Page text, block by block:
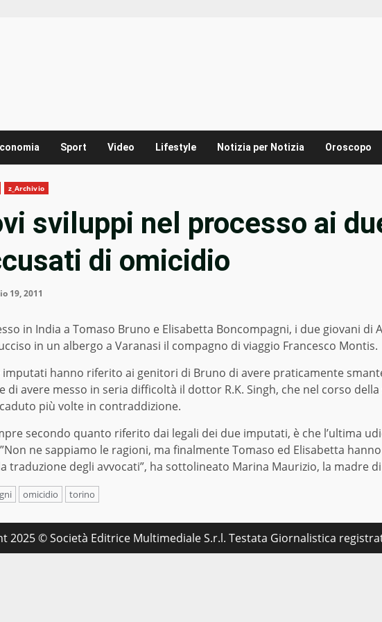
Sport Video Lifestyle Notizia per Notizia Oroscopo
z_Archivio
sviluppi nel processo ai
di omicidio
19, 2011
in India a Tomaso Bruno e Elisabetta Boncompagni, i due giovani di
in un albergo a Varanasi il compagno di viaggio Francesco Montis.
imputati hanno riferito ai genitori di Bruno di avere praticamente
avere messo in seria difficoltà il dottor R.K. Singh, che nel corso
più volte in contraddizione.
secondo quanto riferito dai legali dei due imputati, è che l’ultima
ne sappiamo le ragioni, ma finalmente Tomaso ed Elisabetta
traduzione degli avvocati”, ha sottolineato Marina Maurizio, la madre
omicidio torino
2025 © Società Editrice Multimediale S.r.l. Testata Giornalistica